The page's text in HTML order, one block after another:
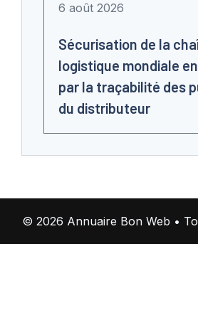
6 août 2026
Sécurisation de la
logistique mondiale
par la traçabilité des
du distributeur
© 2026 Annuaire Bon Web •